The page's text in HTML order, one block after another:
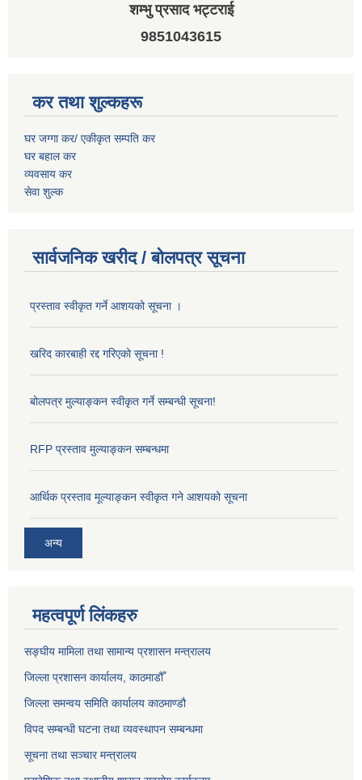
शम्भु प्रसाद भट्टराई
9851043615
कर तथा शुल्कहरू
घर जग्गा कर/ एकीकृत सम्पति कर
घर बहाल कर
व्यवसाय कर
सेवा शुल्क
सार्वजनिक खरीद / बोलपत्र सूचना
प्रस्ताव स्वीकृत गर्ने आशयको सूचना ।
खरिद कारबाही रद्द गरिएको सूचना !
बोलपत्र मुल्याङ्कन स्वीकृत गर्ने सम्बन्धी सूचना!
RFP प्रस्ताव मुल्याङ्कन सम्बन्धमा
आर्थिक प्रस्ताव मूल्याङ्कन स्वीकृत गने आशयको सूचना
अन्य
महत्वपूर्ण लिंकहरु
सङ्‍घीय मामिला तथा सामान्य प्रशासन मन्त्रालय
जिल्ला प्रशासन कार्यालय, काठमाडौँ
जिल्ला समन्वय समिति कार्यालय काठमाण्ड‌ौ
विपद सम्बन्धी घटना तथा व्यवस्थापन सम्बन्धमा
सूचना तथा सञ्चार मन्त्रालय